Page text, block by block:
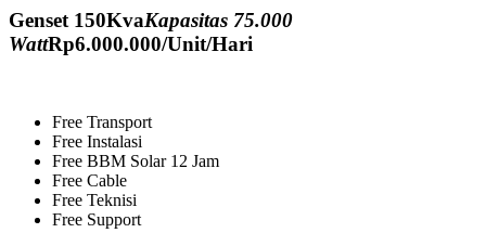
Genset 150KvaKapasitas 75.000
WattRp6.000.000/Unit/Hari
Free Transport
Free Instalasi
Free BBM Solar 12 Jam
Free Cable
Free Teknisi
Free Support